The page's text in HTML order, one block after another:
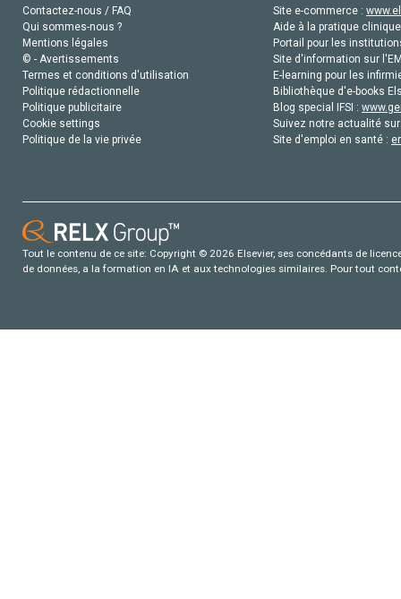
Contactez-nous / FAQ
Qui sommes-nous ?
Mentions légales
© - Avertissements
Termes et conditions d'utilisation
Politique rédactionnelle
Politique publicitaire
Cookie settings
Politique de la vie privée
Site e-commerce :
Aide à la pratique
Portail pour les
Site d'information sur
E-learning pour les
Bibliothèque d'e-books
Blog special IFSI :
Suivez notre actualité
Site d'emploi en santé :
Tout le contenu de ce site: Copyright © 2026 Elsevier, ses concédants de
de données, a la formation en IA et aux technologies similaires. Pour tout